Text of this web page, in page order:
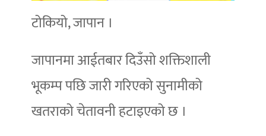
टोकियो, जापान ।
जापानमा आईतबार दिउँसो शक्तिशाली
भूकम्प पछि जारी गरिएको सुनामीको
खतराको चेतावनी हटाइएको छ ।